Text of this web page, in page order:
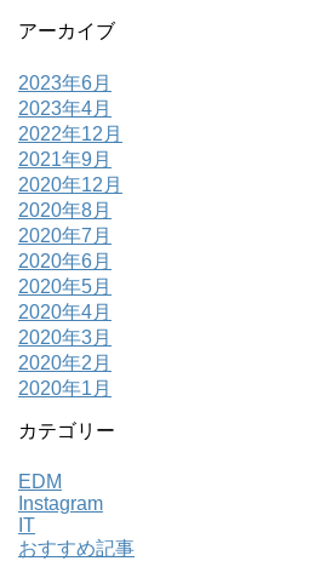
アーカイブ
2023年6月
2023年4月
2022年12月
2021年9月
2020年12月
2020年8月
2020年7月
2020年6月
2020年5月
2020年4月
2020年3月
2020年2月
2020年1月
カテゴリー
EDM
Instagram
IT
おすすめ記事